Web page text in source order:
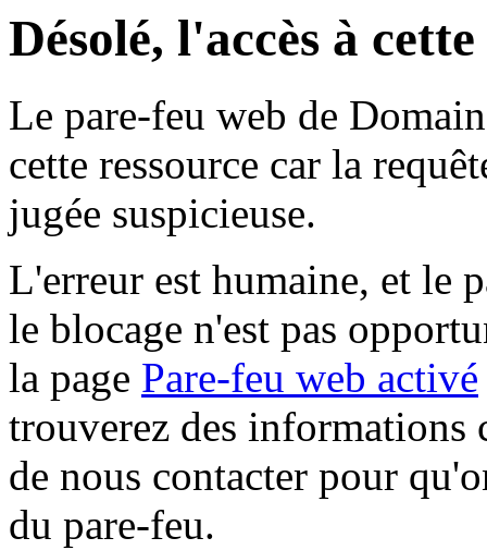
Désolé, l'accès à
Le pare-feu web de
cette ressource car la
jugée suspicieuse.
L'erreur est humaine, et le
le blocage n'est pas
la page Pare-feu web activé
trouverez des informations
de nous contacter pour
du pare-feu.